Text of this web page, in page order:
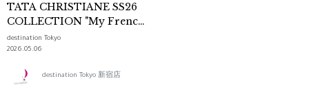
TATA CHRISTIANE SS26
COLLECTION "My French
Summer Playlist"
destination Tokyo
2026.05.06
destination Tokyo 新宿店